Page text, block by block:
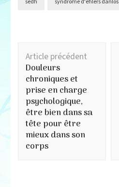
sedh syndrome d'ehlers danlos
Navigation
d'article
Article précédent
Douleurs
chroniques et
prise en charge
psychologique,
être bien dans sa
tête pour être
mieux dans son
corps